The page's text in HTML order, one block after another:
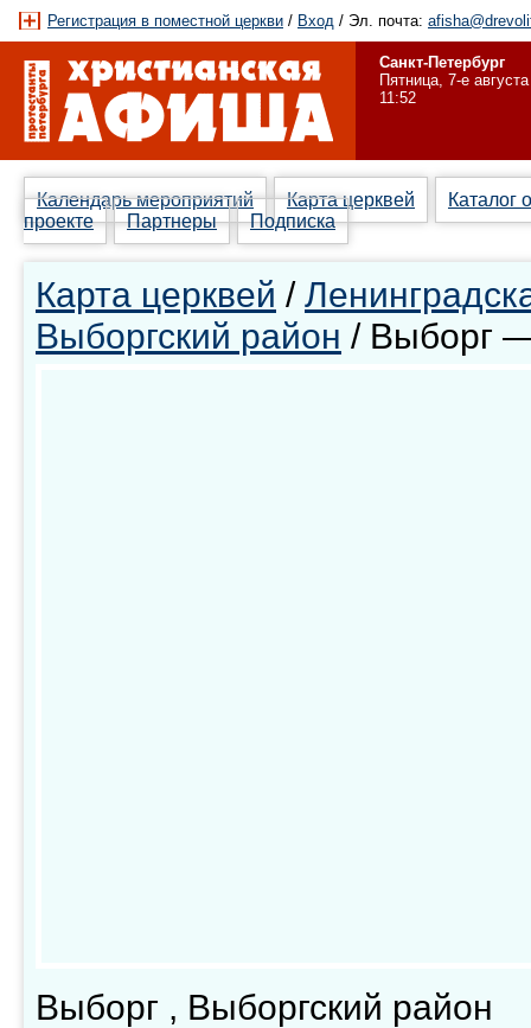
Регистрация в поместной церкви / Вход / Эл. почта:
Санкт-Петербург
Пятница, 7-е августа
11:52
Календарь мероприятий Карта церквей
Каталог
проекте
Партнеры Подписка
Карта церквей /
Выборгский район / Выборг
Выборг , Выборгский район